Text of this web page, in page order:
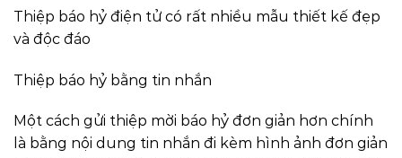
Thiệp báo hỷ điện tử có rất nhiều mẫu thiết kế đẹp
và độc đáo
Thiệp báo hỷ bằng tin nhắn
Một cách gửi thiệp mời báo hỷ đơn giản hơn chính
là bằng nội dung tin nhắn đi kèm hình ảnh đơn giản